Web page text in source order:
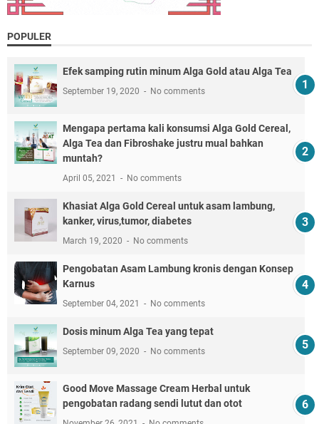
POPULER
Efek samping rutin minum Alga Gold atau Alga Tea
September 19, 2020 No comments
Mengapa pertama kali konsumsi Alga Gold Cereal,
Alga Tea dan Fibroshake justru mual bahkan
muntah?
April 05, 2021 No comments
Khasiat Alga Gold Cereal untuk asam lambung,
kanker, virus,tumor, diabetes
March 19, 2020 No comments
Pengobatan Asam Lambung kronis dengan Konsep
Karnus
September 04, 2021 No comments
Dosis minum Alga Tea yang tepat
September 09, 2020 No comments
Good Move Massage Cream Herbal untuk
pengobatan radang sendi lutut dan otot